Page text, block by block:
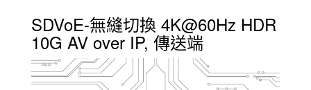
放大
環境
SDVoE-無縫切換 4K@60Hz HDR
10G AV over IP, 傳送端